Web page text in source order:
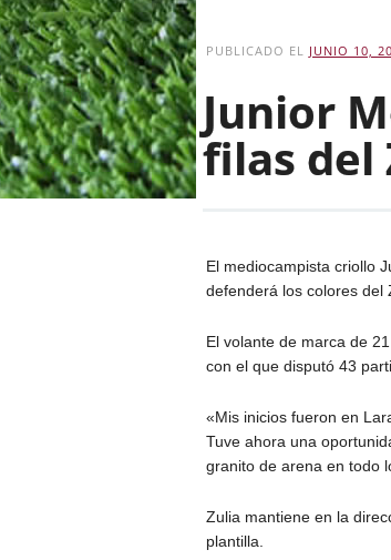
PUBLICADO EL JUNIO 10,
Junior
filas del
El mediocampista criollo
defenderá los colores del
El volante de marca de
con el que disputó 43
«Mis inicios fueron en
Tuve ahora una
granito de arena en todo
Zulia mantiene en la
plantilla.